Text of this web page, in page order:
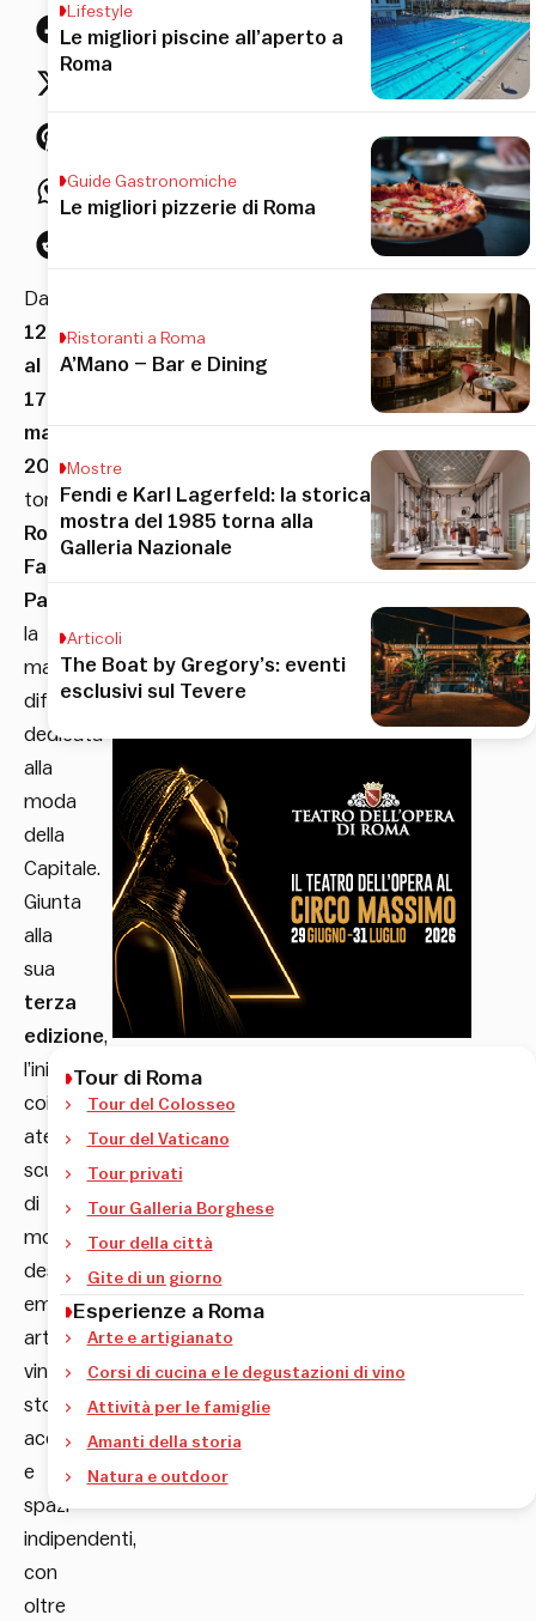
Dal
12
al
17
maggio
2026
torna
Rome
Fashion
Path
la
manifestazione
diffusa
dedicata
alla
moda
della
Capitale.
Giunta
alla
sua
terza
edizione,
l’iniziativa
coinvolgerà
atelier,
scuole
di
moda,
designer
emergenti,
artigiani,
vintage
store,
accademie
e
spazi
indipendenti,
con
oltre
Lifestyle
Le migliori piscine all’aperto a
Roma
Guide Gastronomiche
Le migliori pizzerie di Roma
Ristoranti a Roma
A’Mano – Bar e Dining
Mostre
Fendi e Karl Lagerfeld: la storica
mostra del 1985 torna alla
Galleria Nazionale
Articoli
The Boat by Gregory’s: eventi
esclusivi sul Tevere
Tour di Roma
Tour del Colosseo
Tour del Vaticano
Tour privati
Tour Galleria Borghese
Tour della città
Gite di un giorno
Esperienze a Roma
Arte e artigianato
Corsi di cucina e le degustazioni di vino
Attività per le famiglie
Amanti della storia
Natura e outdoor